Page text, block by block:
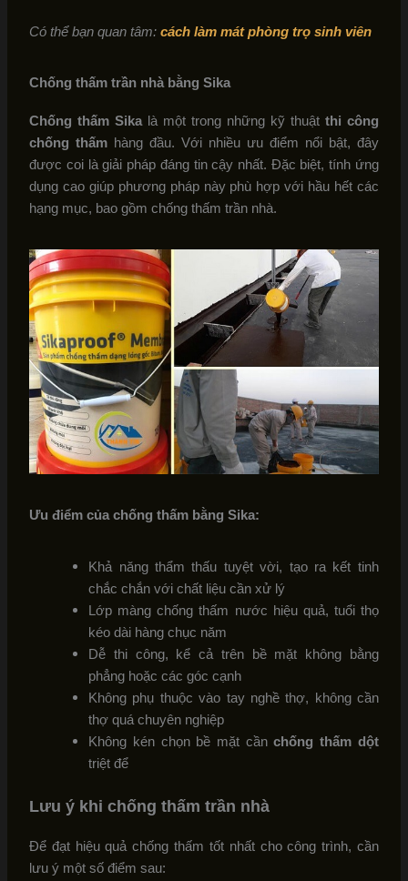
Có thể bạn quan tâm:cách làm mát phòng trọ sinh viên
Chống thấm trần nhà bằng Sika
Chống thấm Sika là một trong những kỹ thuật thi công
chống thấm hàng đầu. Với nhiều ưu điểm nổi bật, đây
được coi là giải pháp đáng tin cậy nhất. Đặc biệt, tính ứng
dụng cao giúp phương pháp này phù hợp với hầu hết các
hạng mục, bao gồm chống thấm trần nhà.
Ưu điểm của chống thấm bằng Sika:
Khả năng thẩm thấu tuyệt vời, tạo ra kết tinh
chắc chắn với chất liệu cần xử lý
Lớp màng chống thấm nước hiệu quả, tuổi thọ
kéo dài hàng chục năm
Dễ thi công, kể cả trên bề mặt không bằng
phẳng hoặc các góc cạnh
Không phụ thuộc vào tay nghề thợ, không cần
thợ quá chuyên nghiệp
Không kén chọn bề mặt cầnchống thấm dột
triệt để
Lưu ý khi chống thấm trần nhà
Để đạt hiệu quả chống thấm tốt nhất cho công trình, cần
lưu ý một số điểm sau: